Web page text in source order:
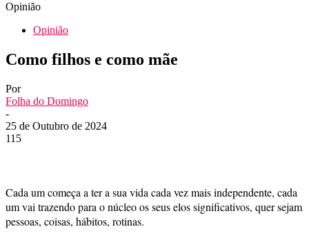
Opinião
Opinião
Como filhos e como mãe
Por
Folha do Domingo
-
25 de Outubro de 2024
115
Cada um começa a ter a sua vida cada vez mais independente, cada
um vai trazendo para o núcleo os seus elos significativos, quer sejam
pessoas, coisas, hábitos, rotinas.